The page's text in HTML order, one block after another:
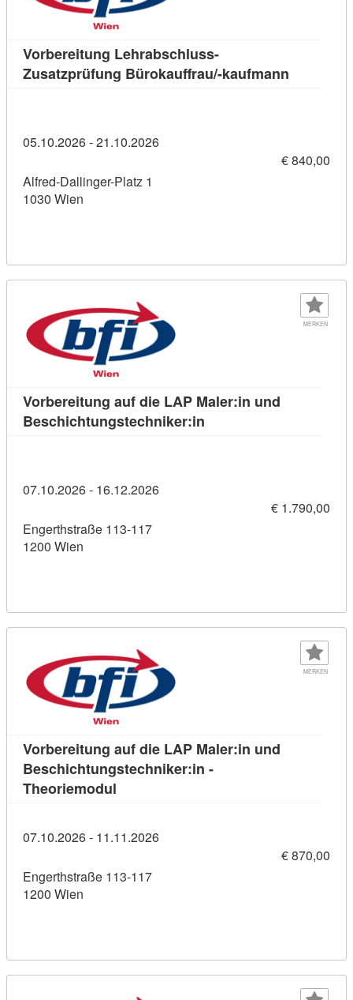
Vorbereitung Lehrabschluss-
Zusatzprüfung Bürokauffrau/-kaufmann
05.10.2026 - 21.10.2026
€ 840,00
Alfred-Dallinger-Platz 1
1030 Wien
MERKEN
Vorbereitung auf die LAP Maler:in und
Beschichtungstechniker:in
07.10.2026 - 16.12.2026
€ 1.790,00
Engerthstraße 113-117
1200 Wien
MERKEN
Vorbereitung auf die LAP Maler:in und
Beschichtungstechniker:in -
Theoriemodul
07.10.2026 - 11.11.2026
€ 870,00
Engerthstraße 113-117
1200 Wien